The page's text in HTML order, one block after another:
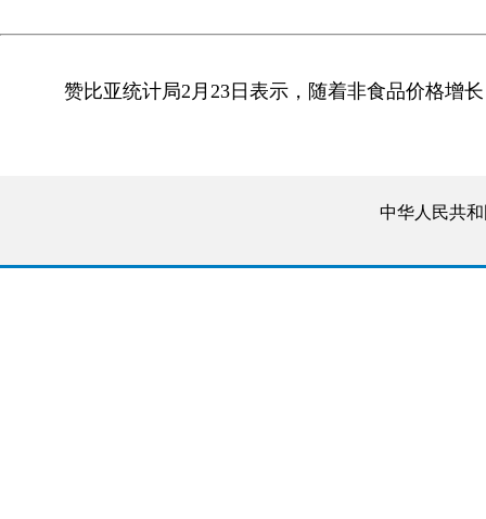
赞比亚统计局2月23日表示，随着非食品价格增
中华人民共